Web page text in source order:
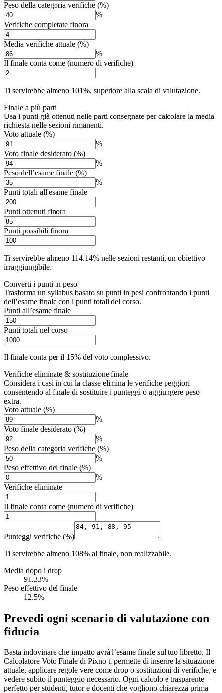
Peso della categoria verifiche (%)
%
Verifiche completate finora
Media verifiche attuale (%)
%
Il finale conta come (numero di verifiche)
Ti servirebbe almeno 101%, superiore alla scala di valutazione.
Finale a più parti
Usa i punti già ottenuti nelle parti consegnate per calcolare la media
richiesta nelle sezioni rimanenti.
Voto attuale (%)
%
Voto finale desiderato (%)
%
Peso dell’esame finale (%)
%
Punti totali all'esame finale
Punti ottenuti finora
Punti possibili finora
Ti servirebbe almeno 114.14% nelle sezioni restanti, un obiettivo
irraggiungibile.
Converti i punti in peso
Trasforma un syllabus basato su punti in pesi confrontando i punti
dell’esame finale con i punti totali del corso.
Punti all’esame finale
Punti totali nel corso
Il finale conta per il 15% del voto complessivo.
Verifiche eliminate & sostituzione finale
Considera i casi in cui la classe elimina le verifiche peggiori
consentendo al finale di sostituire i punteggi o aggiungere peso
extra.
Voto attuale (%)
%
Voto finale desiderato (%)
%
Peso della categoria verifiche (%)
%
Peso effettivo del finale (%)
%
Verifiche eliminate
Il finale conta come (numero di verifiche)
Punteggi verifiche (%)
Ti servirebbe almeno 108% al finale, non realizzabile.
Media dopo i drop
91.33%
Peso effettivo del finale
12.5%
Prevedi ogni scenario di valutazione con
fiducia
Basta indovinare che impatto avrà l’esame finale sul tuo libretto. Il
Calcolatore Voto Finale di Pixno ti permette di inserire la situazione
attuale, applicare regole vere come drop o sostituzioni di verifiche, e
vedere subito il punteggio necessario. Ogni calcolo è trasparente —
perfetto per studenti, tutor e docenti che vogliono chiarezza prima